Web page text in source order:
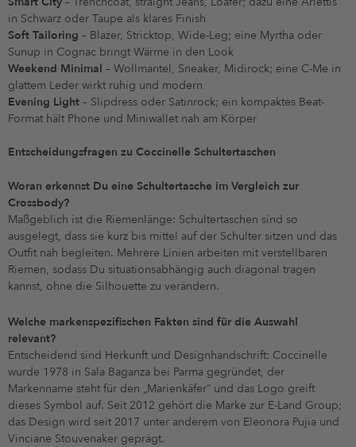
in Schwarz oder Taupe als klares Finish
Soft Tailoring – Blazer, Stricktop, Wide-Leg; eine Myrtha oder
Sunup in Cognac bringt Wärme in den Look
Weekend Minimal – Wollmantel, Sneaker, Midirock; eine C-Me in
glattem Leder wirkt ruhig und modern
Evening Light – Slipdress oder Satinrock; ein kompaktes Beat-
Format hält Phone und Miniwallet nah am Körper
Entscheidungsfragen zu Coccinelle Schultertaschen
Woran erkennst Du eine Schultertasche im Vergleich zur
Crossbody?
Maßgeblich ist die Riemenlänge: Schultertaschen sind so
ausgelegt, dass sie kurz bis mittel auf der Schulter sitzen und das
Outfit nah begleiten. Mehrere Linien arbeiten mit verstellbaren
Riemen, sodass Du situationsabhängig auch diagonal tragen
kannst, ohne die Silhouette zu verändern.
Welche markenspezifischen Fakten sind für die Auswahl
relevant?
Entscheidend sind Herkunft und Designhandschrift: Coccinelle
wurde 1978 in Sala Baganza bei Parma gegründet, der
Markenname steht für den „Marienkäfer“ und das Logo greift
dieses Symbol auf. Seit 2012 gehört die Marke zur E-Land Group;
das Design wird seit 2017 unter anderem von Eleonora Pujia und
Vinciane Stouvenaker geprägt.